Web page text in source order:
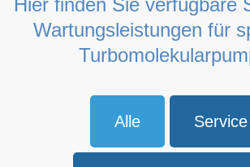
Hier finden Sie verfügbare
Wartungsleistungen für
Alle Service